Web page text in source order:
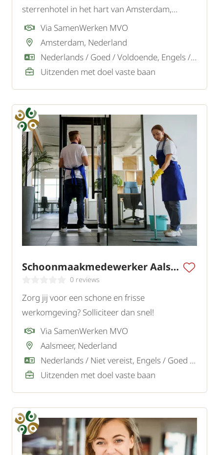
sterrenhotel in het hart van Amsterdam,
bekend om zijn hoogwaardige service en
bijzondere gastbeleving. Ter versterking van
het technische team zoeken zij een
gemotiveerde Technische Dienst Medewerker.
Via SamenWerken MVO
Amsterdam, Nederland
Nederlands / Goed / Voldoende, Engels / Goed
Uitzenden met doel vaste baan
Schoonmaakmedewerker Aalsmeer
0 reviews
Zorg jij voor een schone en frisse
werkomgeving? Solliciteer dan snel!
Via SamenWerken MVO
Aalsmeer, Nederland
Nederlands / Niet vereist, Engels / Goed / Voldoende
Uitzenden met doel vaste baan